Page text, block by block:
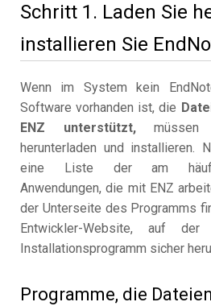
Schritt 1. Laden Sie
installieren Sie
Wenn im System kein
Software vorhanden ist, die
ENZ unterstützt,müssen
herunterladen und installieren.
eine Liste der am
Anwendungen, die mit ENZ
der Unterseite des Programms
Entwickler-Website, auf
Installationsprogramm sicher
Programme, die